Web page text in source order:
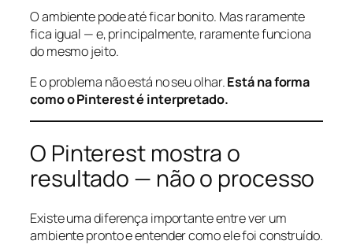
O ambiente pode até ficar bonito. Mas raramente
fica igual — e, principalmente, raramente funciona
do mesmo jeito.
E o problema não está no seu olhar.Está na forma
como o Pinterest é interpretado.
O Pinterest mostra o
resultado — não o processo
Existe uma diferença importante entre ver um
ambiente pronto e entender como ele foi construído.